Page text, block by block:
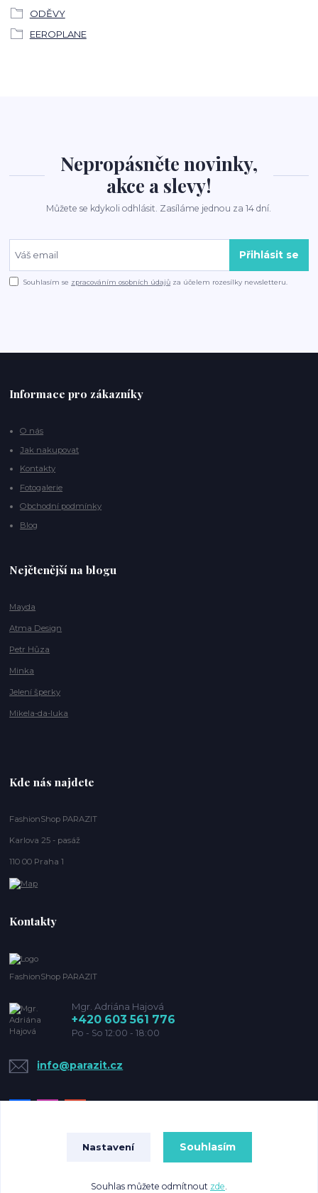
ODĚVY
EEROPLANE
Nepropásněte novinky,
akce a slevy!
Můžete se kdykoli odhlásit. Zasíláme jednou za 14 dní.
Přihlásit se
Souhlasím se zpracováním osobních údajů za účelem rozesílky newsletteru.
Informace pro zákazníky
O nás
Jak nakupovat
Kontakty
Fotogalerie
Obchodní podmínky
Blog
Nejčtenější na blogu
Mayda
Atma Design
Petr Hůza
Minka
Jelení šperky
Mikela-da-luka
Kde nás najdete
FashionShop PARAZIT
Karlova 25 - pasáž
110 00 Praha 1
Kontakty
FashionShop PARAZIT
Mgr. Adriána Hajová
+420 603 561 776
Po - So 12:00 - 18:00
info@parazit.cz
Nastavení Souhlasím
Souhlas můžete odmítnout zde